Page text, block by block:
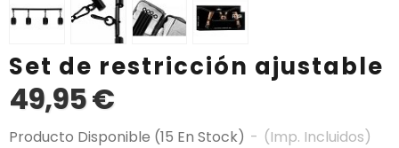
Set de restricción ajustable
49,95 €
Producto Disponible (15 En Stock) - (Imp. Incluidos)